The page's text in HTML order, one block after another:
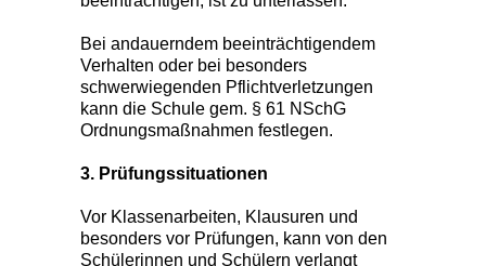
Bei andauerndem beeinträchtigendem
Verhalten oder bei besonders
schwerwiegenden Pflichtverletzungen
kann die Schule gem. § 61 NSchG
Ordnungsmaßnahmen festlegen.
3. Prüfungssituationen
Vor Klassenarbeiten, Klausuren und
besonders vor Prüfungen, kann von den
Schülerinnen und Schülern verlangt